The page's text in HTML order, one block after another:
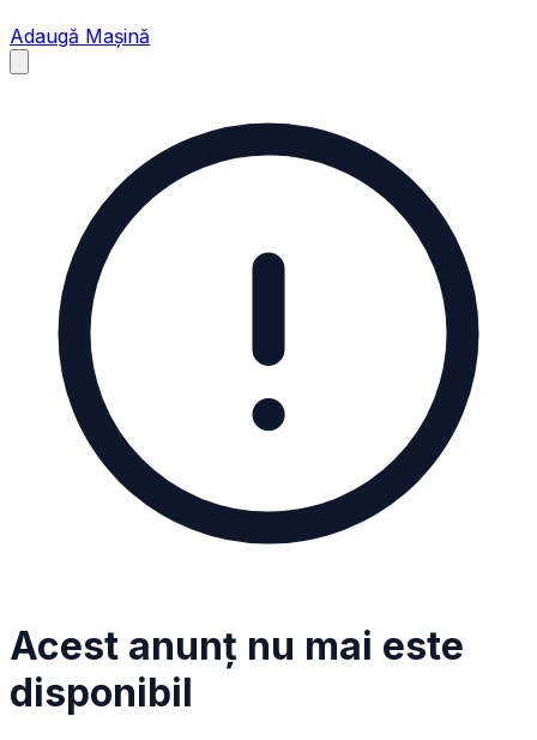
Adaugă Mașină
Acest anunț nu mai este
disponibil